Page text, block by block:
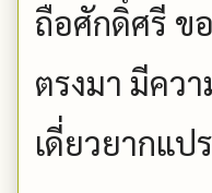
ถือศักดิ์ศรี ข
ตรงมา มีคว
เดี่ยวยากแป